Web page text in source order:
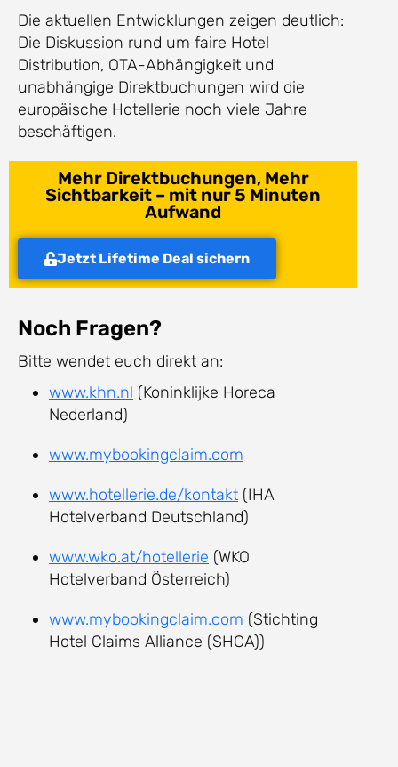
Die aktuellen Entwicklungen zeigen deutlich:
Die Diskussion rund um faire Hotel
Distribution, OTA-Abhängigkeit und
unabhängige Direktbuchungen wird die
europäische Hotellerie noch viele Jahre
beschäftigen.
Mehr Direktbuchungen, Mehr
Sichtbarkeit – mit nur 5 Minuten
Aufwand
Jetzt Lifetime Deal sichern
Noch Fragen?
Bitte wendet euch direkt an:
www.khn.nl (Koninklijke Horeca
Nederland)
www.mybookingclaim.com
www.hotellerie.de/kontakt (IHA
Hotelverband Deutschland)
www.wko.at/hotellerie (WKO
Hotelverband Österreich)
www.mybookingclaim.com (Stichting
Hotel Claims Alliance (SHCA))